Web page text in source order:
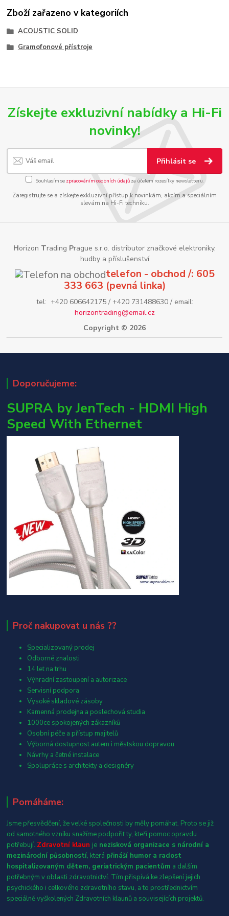
Zboží zařazeno v kategoriích
ACOUSTIC SOLID
Gramofonové přístroje
Získejte exkluzivní nabídky a Hi-Fi
novinky!
Přihlásit se
Souhlasím se zpracováním osobních údajůza účelem rozesílky newsletteru.
Zaregistrujte se a získejte exkluzivní přístup k novinkám, akcím a speciálním
slevám na Hi-Fi techniku.
Horizon Trading Prague s.r.o. distributor značkové elektroniky,
hudby a příslušenství
telefon - obchod /: 605
333 663 (pevná linka)
tel: +420 606642175 / +420 731488630 / email:
horizontrading@email.cz
Copyright © 2026
Doporučujeme:
SUPRA by JenTech - HDMI High
Speed With Ethernet
Proč nakupovat u nás ??
Specializovaný prodej
Odborné znalosti
14 let na trhu
Výhradní zastoupení a autorizace
Servisní podpora
Vysoké skladové zásoby
Kamenná prodejna a poslechová studia
1000ce spokojených zákazníků
Osobní péče a přístup majitelů
Výborná dostupnost autem i městskou dopravou
Návrhy a četné instalace
Spolupráce s architekty a designéry
Pomáháme:
Jsme přesvědčení, že velké společnosti by měly pomáhat. Proto se již
od samotného vzniku snažíme podpořit ty, kteří pomoc opravdu
potřebují. Zdravotní klaun je nezisková organizace s národní a
mezinárodní působností, která přináší humor a radost
hospitalizovaným dětem, geriatrickým pacientům a dalším
potřebným v oblasti zdravotnictví. Tím přispívá ke zlepšení jejich
psychického i celkového zdravotního stavu, a to prostřednictvím
speciálně vyškolených Zdravotních klaunů a souvisejících projektů.